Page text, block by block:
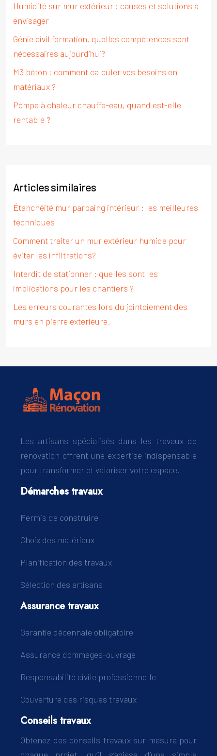
Humidité sur mur extérieur : causes et solutions à
envisager
Génie civil formation, quelles compétences sont
nécessaires aujourd’hui?
M3 béton : comment calculer vos besoins en
matériaux ?
Pompe à chaleur chauffe-eau, quand est-elle
rentable ?
Articles similaires
Étanchéité mur parpaing intérieur : les meilleures
techniques
Comment traiter un mur extérieur humide pour
éviter les infiltrations?
Interdit de stationner : quelles sont les
implications pour les chantiers ?
Les erreurs courantes lors du jointoiement des
murs en pierre extérieure.
Les artisans spécialisés dans les travaux de
rénovation offrent une expertise indispensable
pour transformer et valoriser votre espace.
Démarches travaux
Permis de construire
Choix des matériaux
Planification des travaux
Sélection des artisans
Assurance travaux
Garantie décennale obligatoire
Assurance dommages-ouvrage
Responsabilité civile professionnelle
Couverture des risques travaux
Conseils travaux
Obtenez des conseils travaux sur mesure pour